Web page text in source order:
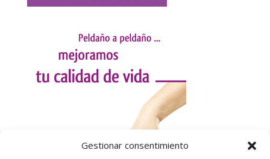
Gestionar consentimiento